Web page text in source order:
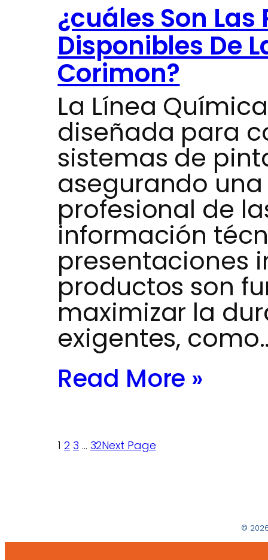
¿cuáles Son
Disponibles De
Corimon?
La Línea
diseñada para
sistemas de
asegurando
profesional de
información
presentaciones
productos son
maximizar la
exigentes,
Read More »
1 2 3 … 32Next Page
©